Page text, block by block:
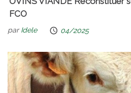
FCO
parIdele 04/2025